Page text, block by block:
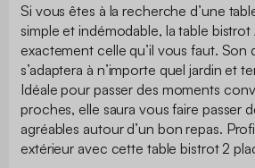
Si vous êtes à la recherche d’une
simple et indémodable, la table bistrot
exactement celle qu’il vous faut. Son
s’adaptera à n’importe quel jardin et
Idéale pour passer des moments
proches, elle saura vous faire passer
agréables autour d’un bon repas.
extérieur avec cette table bistrot 2